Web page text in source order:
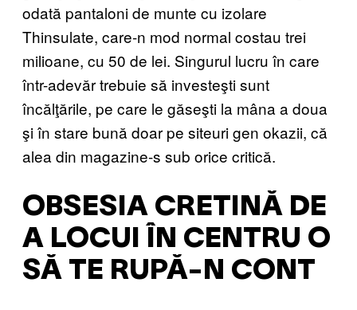
odată pantaloni de munte cu izolare
Thinsulate, care-n mod normal costau trei
milioane, cu 50 de lei. Singurul lucru în care
într-adevăr trebuie să investeşti sunt
încălţările, pe care le găseşti la mâna a doua
şi în stare bună doar pe siteuri gen okazii, că
alea din magazine-s sub orice critică.
OBSESIA CRETINĂ DE
A LOCUI ÎN CENTRU O
SĂ TE RUPĂ-N CONT